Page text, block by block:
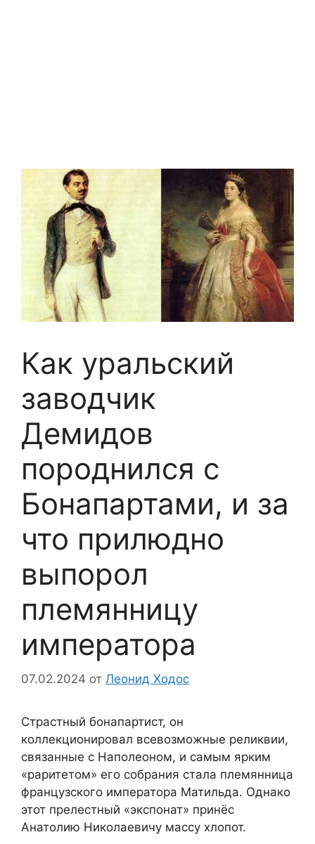
Как уральский
заводчик
Демидов
породнился с
Бонапартами, и за
что прилюдно
выпорол
племянницу
императора
07.02.2024 от Леонид Ходос
Страстный бонапартист, он
коллекционировал всевозможные реликвии,
связанные с Наполеоном, и самым ярким
«раритетом» его собрания стала племянница
французского императора Матильда. Однако
этот прелестный «экспонат» принёс
Анатолию Николаевичу массу хлопот.